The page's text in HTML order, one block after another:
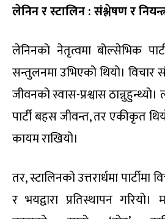
लेनिन र स्टालिन : संश्लेषण र
लेनिनको नेतृत्वमा बोल्सेभिक
सन्तुलनमा उभिएको थियो। विचार
जीवनको स्वास-प्रश्वास
पार्टी बहस जीवन्त, तर एकीकृत
कायम राखियो।
तर, स्टालिनको उत्तरार्धमा पार्टीमा
र भयद्वारा प्रतिस्थापन गरियो।